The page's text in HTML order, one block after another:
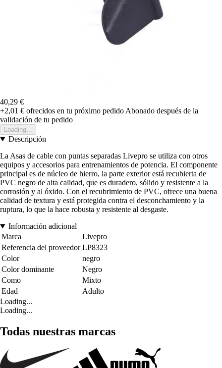
40,29 €
+2,01 € ofrecidos en tu próximo pedido Abonado después de la
validación de tu pedido
Loading...
Descripción
La Asas de cable con puntas separadas Livepro se utiliza con otros
equipos y accesorios para entrenamientos de potencia. El componente
principal es de núcleo de hierro, la parte exterior está recubierta de
PVC negro de alta calidad, que es duradero, sólido y resistente a la
corrosión y al óxido. Con el recubrimiento de PVC, ofrece una buena
calidad de textura y está protegida contra el desconchamiento y la
ruptura, lo que la hace robusta y resistente al desgaste.
Información adicional
Marca
Livepro
Referencia del proveedor LP8323
Color
negro
Color dominante
Negro
Como
Mixto
Edad
Adulto
Loading...
Loading...
Todas nuestras marcas